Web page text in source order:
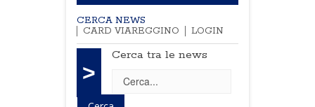
CERCA NEWS
CARD VIAREGGINO
LOGIN
>
Cerca tra le news